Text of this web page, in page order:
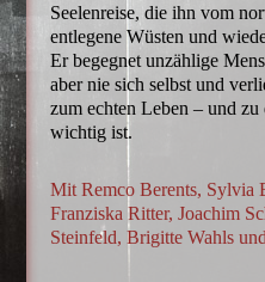
Seelenreise, die ihn vom
entlegene Wüsten und
Er begegnet unzählige
aber nie sich selbst und
zum echten Leben – und
wichtig ist.
Mit Remco Berents, Sylvia
Franziska Ritter, Joachim
Steinfeld, Brigitte Wahls